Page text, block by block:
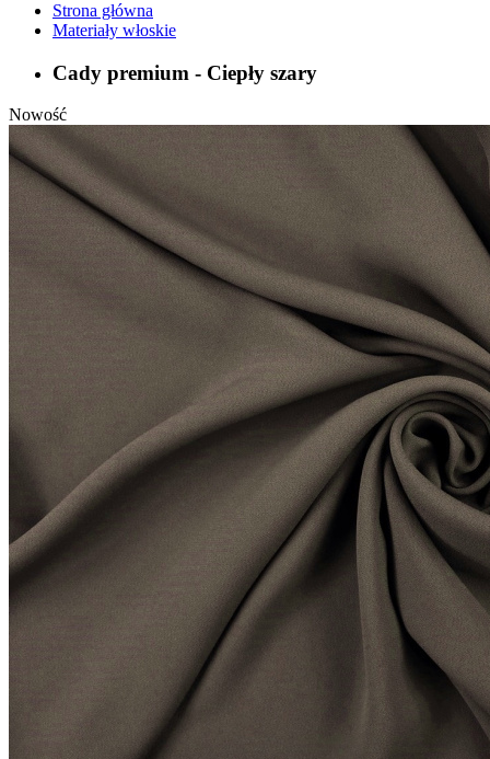
Strona główna
Materiały włoskie
Cady premium - Ciepły szary
Nowość